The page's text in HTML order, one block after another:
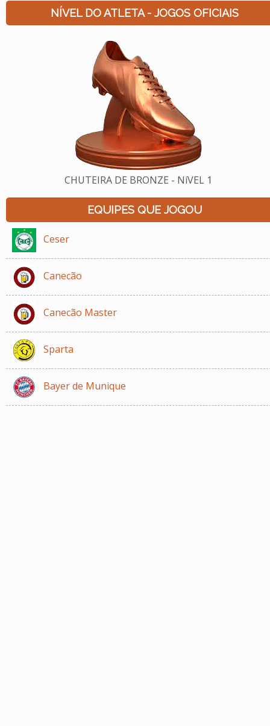
NÍVEL DO ATLETA - JOGOS OFICIAIS
CHUTEIRA DE BRONZE - NíVEL 1
EQUIPES QUE JOGOU
Ceser
Canecão
Canecão Master
Sparta
Bayer de Munique